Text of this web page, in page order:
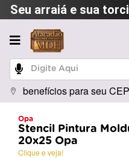
Seu arraiá e sua
benefícios para seu CEP
Opa
Stencil Pintura
20x25 Opa
Clique e veja!